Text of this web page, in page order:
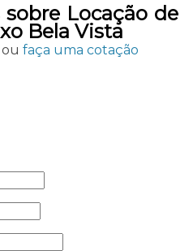
sobre Locação de
Bela Vista
faça uma cotação